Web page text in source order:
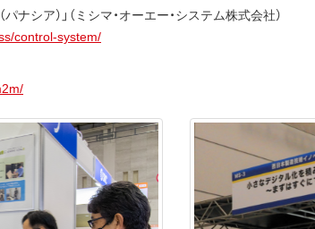
ナシア）」（ミシマ・オーエー・システム株式会社）
control-system/